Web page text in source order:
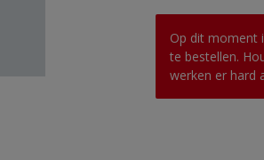
Op dit moment
te bestellen.
werken er hard